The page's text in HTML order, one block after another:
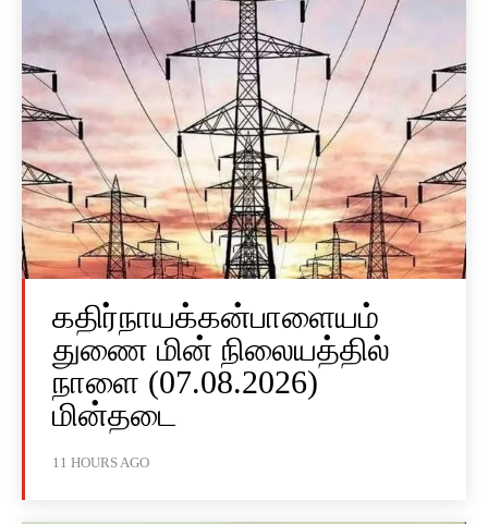
கதிர்நாயக்கன்பாளையம்
துணை மின் நிலையத்தில்
நாளை (07.08.2026)
மின்தடை
11 HOURS AGO